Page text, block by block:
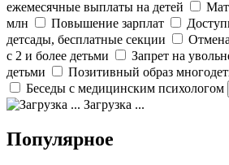
ежемесячные выплаты на детей
млн
Повышение зарплат
детсады, бесплатные секции
с 2 и более детьми
Запрет на
детьми
Позитивный образ
Беседы с медицинским психологом
Загрузка ...
Популярное